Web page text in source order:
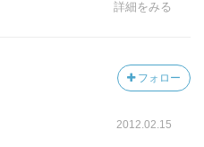
詳細をみる
フォロー
2012.02.15